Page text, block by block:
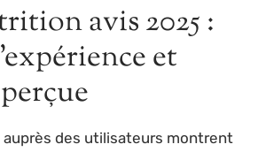
avis 2025 :
et
auprès des utilisateurs montrent